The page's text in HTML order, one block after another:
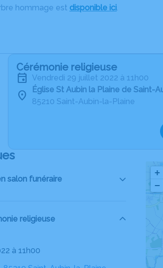
hommage est disponible ici.
Cérémonie religieuse
vendredi 29 juillet 2022 à 11h00
Église St Aubin la Plaine de Saint-
85210 Saint-Aubin-la-Plaine
salon funéraire
religieuse
à 11h00
+
−